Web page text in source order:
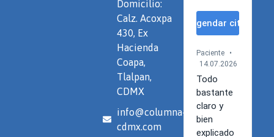
Domicilio:
Calz. Acoxpa
430, Ex
Hacienda
Coapa,
Tlalpan,
CDMX
info@columna-
cdmx.com